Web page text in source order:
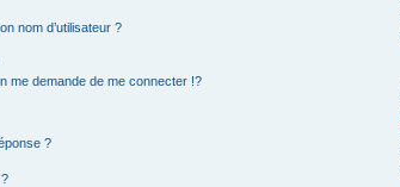
nom d’utilisateur ?
me demande de me connecter !?
?